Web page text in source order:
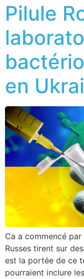
Pilule
en
Ca a commencé
Russes tirent sur
est la portée de ce
pourraient inclure